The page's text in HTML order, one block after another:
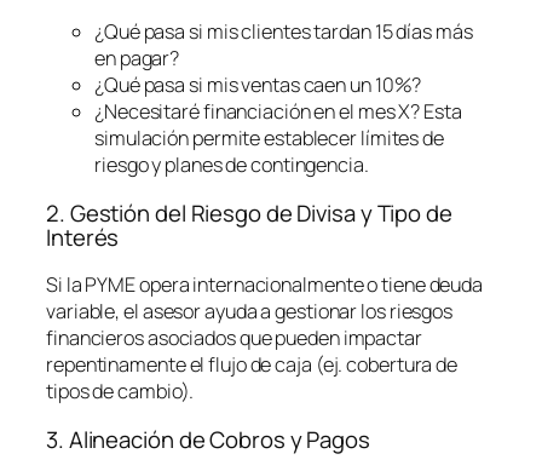
¿Qué pasa si mis clientes tardan 15 días más
en pagar?
¿Qué pasa si mis ventas caen un 10%?
¿Necesitaré financiación en el mes X? Esta
simulación permite establecer límites de
riesgo y planes de contingencia.
2. Gestión del Riesgo de Divisa y Tipo de
Interés
Si la PYME opera internacionalmente o tiene deuda
variable, el asesor ayuda a gestionar los riesgos
financieros asociados que pueden impactar
repentinamente el flujo de caja (ej. cobertura de
tipos de cambio).
3. Alineación de Cobros y Pagos